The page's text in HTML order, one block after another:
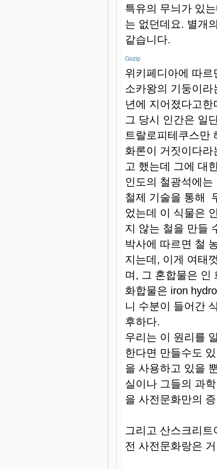
특유의 무늬가 있
는 없던데요. 별개
같습니다.
Gozip
위키페디아에 따
소카왕의 기둥이
년에 지어졌다고
그 당시 인간은 일
트랄로피테쿠스만
화론이 거짓이다
고 했는데 그에 대
인도의 철광석에
철제 기술을 통해
었는데 이 식물은
지 않는 철을 만들
박사에 따르면 철
지는데, 이게 여태
며, 그 혼합물은 인
화합물은 iron
니 수분이 들어간
후하다.
우리는 이 원리를
한다면 만들수도
을 사용하고 있을
실이나 그들의 과
을 사전문화만의
그리고 산스크리
전 사전문화랑은